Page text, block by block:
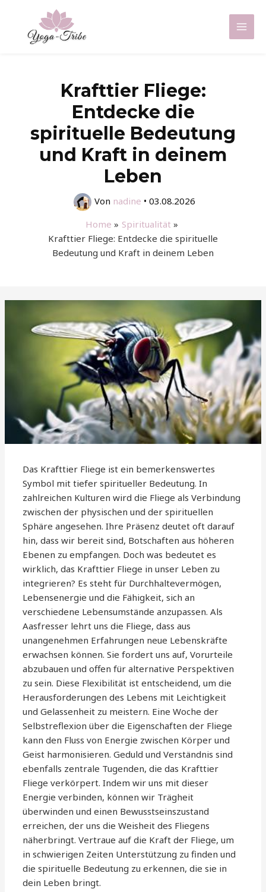
springen
Main
Krafttier Fliege:
Entdecke die
spirituelle Bedeutung
und Kraft in deinem
Leben
Von nadine • 03.08.2026
Home
Spiritualität
Krafttier Fliege: Entdecke die spirituelle
Bedeutung und Kraft in deinem Leben
Das Krafttier Fliege ist ein bemerkenswertes
Symbol mit tiefer spiritueller Bedeutung. In
zahlreichen Kulturen wird die Fliege als Verbindung
zwischen der physischen und der spirituellen
Sphäre angesehen. Ihre Präsenz deutet oft darauf
hin, dass wir bereit sind, Botschaften aus höheren
Ebenen zu empfangen. Doch was bedeutet es
wirklich, das Krafttier Fliege in unser Leben zu
integrieren? Es steht für Durchhaltevermögen,
Lebensenergie und die Fähigkeit, sich an
verschiedene Lebensumstände anzupassen. Als
Aasfresser lehrt uns die Fliege, dass aus
unangenehmen Erfahrungen neue Lebenskräfte
erwachsen können. Sie fordert uns auf, Vorurteile
abzubauen und offen für alternative Perspektiven
zu sein. Diese Flexibilität ist entscheidend, um die
Herausforderungen des Lebens mit Leichtigkeit
und Gelassenheit zu meistern. Eine Woche der
Selbstreflexion über die Eigenschaften der Fliege
kann den Fluss von Energie zwischen Körper und
Geist harmonisieren. Geduld und Verständnis sind
ebenfalls zentrale Tugenden, die das Krafttier
Fliege verkörpert. Indem wir uns mit dieser
Energie verbinden, können wir Trägheit
überwinden und einen Bewusstseinszustand
erreichen, der uns die Weisheit des Fliegens
näherbringt. Vertraue auf die Kraft der Fliege, um
in schwierigen Zeiten Unterstützung zu finden und
die spirituelle Bedeutung zu erkennen, die sie in
dein Leben bringt.